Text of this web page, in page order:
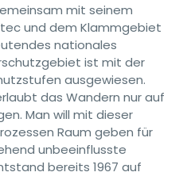
mit seinem
und dem Klammgebiet
nationales
ist mit der
ausgewiesen.
das Wandern nur auf
Man will mit dieser
Raum geben für
unbeeinflusste
bereits 1967 auf